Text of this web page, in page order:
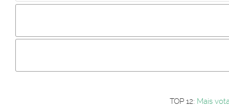
Incluir imagem :
Os
Primeiro autentique-se...
TOP 12: Mais